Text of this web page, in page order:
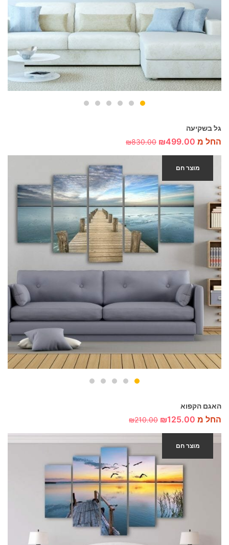
גל בשקיעה
החל מ ₪499.00
₪830.00
-40%
האגם הקפוא
החל מ ₪125.00
₪210.00
מוצר חם
-40%מוצר חם